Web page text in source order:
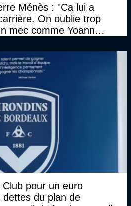
Ménès : "Ca lui a
On oublie trop
mec comme Yoann
pour un euro
dettes du plan de